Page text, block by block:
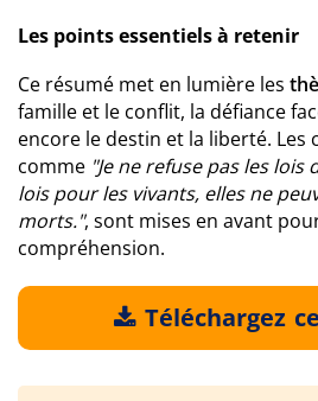
Les points essentiels à retenir
Ce résumé met en lumière les
famille et le conflit, la défiance
encore le destin et la liberté.
comme "Je ne refuse pas les lois
lois pour les vivants, elles ne
morts.", sont mises en avant
compréhension.
Téléchargez